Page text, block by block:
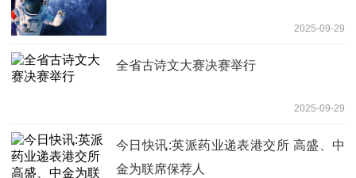
2025-09-29
全省古诗文大赛决赛举行
2025-09-29
今日快讯:英派药业递表港交所 高盛、中
金为联席保荐人